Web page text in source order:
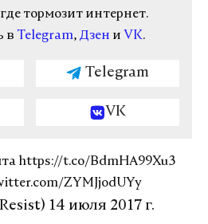
тормозит интернет.
в Telegram, Дзен и VK.
Telegram
VK
https://t.co/BdmHA99Xu3
ZYMJjodUYy
14 июля 2017 г.